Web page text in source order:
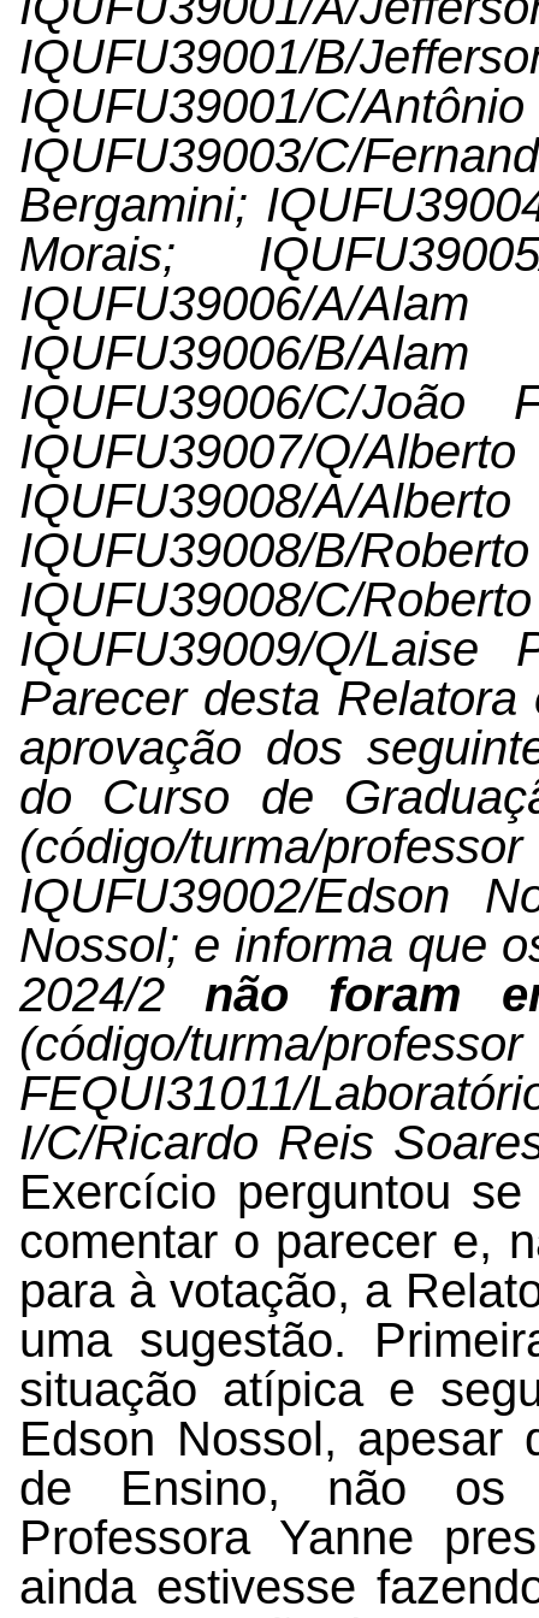
IQUFU39001/B/
IQUFU39001/C/
IQUFU39003/C/
Bergamini;
Morais;
IQUFU39006/A/
IQUFU39006/B/
IQUFU39006/C/
IQUFU39007/
IQUFU39008/
IQUFU39008/
IQUFU39008/
IQUFU39009/Q/
Parecer desta
aprovação dos
do Curso de
(código/turma/
IQUFU39002/Edson
Nossol; e informa que
2024/2 não foram
(código/turma/
FEQUI31011/
I/C/Ricardo Reis
Exercício perguntou
comentar o parecer e,
para à votação, a
uma sugestão.
situação atípica e
Edson Nossol, apesar
de Ensino, não os
Professora Yanne
ainda estivesse